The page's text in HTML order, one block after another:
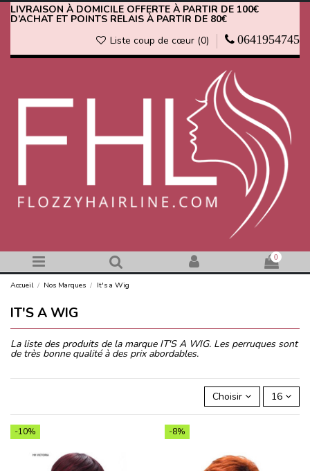
LIVRAISON À DOMICILE OFFERTE À PARTIR DE 100€
D’ACHAT ET POINTS RELAIS À PARTIR DE 80€
Liste coup de cœur (0) 0641954745
0
Accueil Nos Marques It's a Wig
IT'S A WIG
La liste des produits de la marque IT'S A WIG. Les perruques sont
de très bonne qualité à des prix abordables.
Choisir 16
-10% -8%